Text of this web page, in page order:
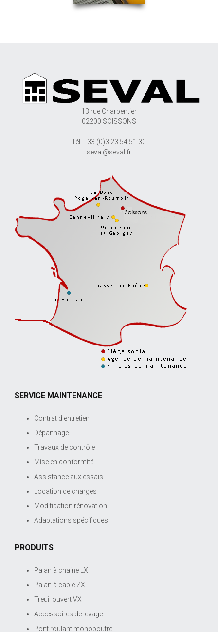
13 rue Charpentier
02200 SOISSONS
Tél. +33 (0)3 23 54 51 30
seval@seval.fr
SERVICE MAINTENANCE
Contrat d'entretien
Dépannage
Travaux de contrôle
Mise en conformité
Assistance aux essais
Location de charges
Modification rénovation
Adaptations spécifiques
PRODUITS
Palan à chaine LX
Palan à cable ZX
Treuil ouvert VX
Accessoires de levage
Pont roulant monopoutre